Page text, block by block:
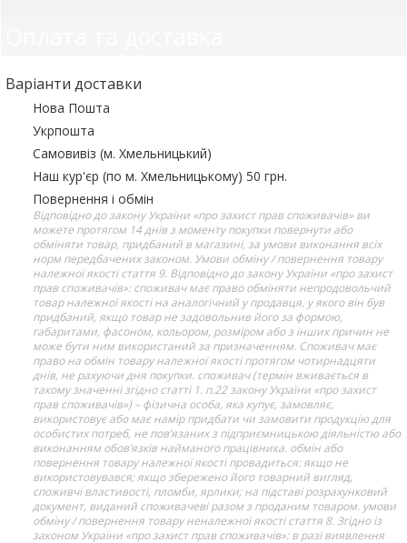
Варіанти доставки
Нова Пошта
Укрпошта
Самовивіз (м. Хмельницький)
Наш кур'єр (по м. Хмельницькому) 50 грн.
Повернення і обмін
Відповідно до закону України «про захист прав споживачів» ви
можете протягом 14 днів з моменту покупки повернути або
обміняти товар, придбаний в магазині, за умови виконання всіх
норм передбачених законом. Умови обміну / повернення товару
належної якості стаття 9. Відповідно до закону України «про захист
прав споживачів»: споживач має право обміняти непродовольчий
товар належної якості на аналогічний у продавця, у якого він був
придбаний, якщо товар не задовольнив його за формою,
габаритами, фасоном, кольором, розміром або з інших причин не
може бути ним використаний за призначенням. Споживач має
право на обмін товару належної якості протягом чотирнадцяти
днів, не рахуючи дня покупки. споживач (термін вживається в
такому значенні згідно статті 1. п.22 закону України «про захист
прав споживачів») – фізична особа, яка купує, замовляє,
використовує або має намір придбати чи замовити продукцію для
особистих потреб, не пов’язаних з підприємницькою діяльністю або
виконанням обов’язків найманого працівника. обмін або
повернення товару належної якості провадиться: якщо не
використовувався; якщо збережено його товарний вигляд,
споживчі властивості, пломби, ярлики; на підставі розрахунковий
документ, виданий споживачеві разом з проданим товаром. умови
обміну / повернення товару неналежної якості стаття 8. Згідно із
законом України «про захист прав споживачів»: в разі виявлення